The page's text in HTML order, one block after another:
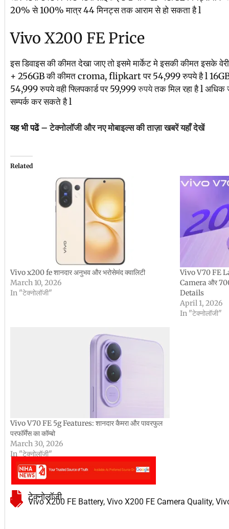
20% से 100% मात्र 44 मिनट्स तक आराम से हो सकता है l
Vivo X200 FE Price
इस डिवाइस की कीमत देखा जाए तो इसमे मार्केट मे इसकी कीमत इसके
+ 256GB की कीमत croma, flipkart पर 54,999 रुपये है l
54,999 रुपये वही फ्लिपकार्ड पर 59,999रुपयेतक मिल रहा है l अधिक
सम्पर्क कर सकते है l
यह भी पढें –टेक्नोलॉजी और नए मोबाइल्स की ताज़ा खबरें यहाँ देखें
Related
Vivo x200 fe शानदार अनुभव और भरोसेमंद क्वालिटी
March 10, 2026
In "टेक्नोलॉजी"
Vivo V70 FE
Camera और
Details
April 1, 2026
In "टेक्नोलॉजी"
Vivo V70 FE 5g Features: शानदार कैमरा और पावरफुल
परफॉर्मेंस का कॉम्बो
March 30, 2026
In "टेक्नोलॉजी"
टेक्नोलॉजी
Vivo X200 FE Battery, Vivo X200 FE Camera Quality,